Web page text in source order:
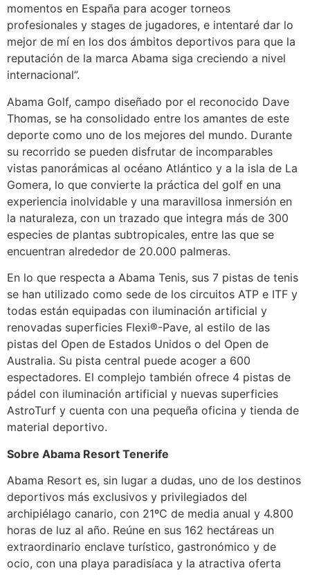
momentos en España para acoger torneos
profesionales y stages de jugadores, e intentaré dar lo
mejor de mí en los dos ámbitos deportivos para que la
reputación de la marca Abama siga creciendo a nivel
internacional”.
Abama Golf, campo diseñado por el reconocido Dave
Thomas, se ha consolidado entre los amantes de este
deporte como uno de los mejores del mundo. Durante
su recorrido se pueden disfrutar de incomparables
vistas panorámicas al océano Atlántico y a la isla de La
Gomera, lo que convierte la práctica del golf en una
experiencia inolvidable y una maravillosa inmersión en
la naturaleza, con un trazado que integra más de 300
especies de plantas subtropicales, entre las que se
encuentran alrededor de 20.000 palmeras.
En lo que respecta a Abama Tenis, sus 7 pistas de tenis
se han utilizado como sede de los circuitos ATP e ITF y
todas están equipadas con iluminación artificial y
renovadas superficies Flexi®-Pave, al estilo de las
pistas del Open de Estados Unidos o del Open de
Australia. Su pista central puede acoger a 600
espectadores. El complejo también ofrece 4 pistas de
pádel con iluminación artificial y nuevas superficies
AstroTurf y cuenta con una pequeña oficina y tienda de
material deportivo.
Sobre Abama Resort Tenerife
Abama Resort es, sin lugar a dudas, uno de los destinos
deportivos más exclusivos y privilegiados del
archipiélago canario, con 21ºC de media anual y 4.800
horas de luz al año. Reúne en sus 162 hectáreas un
extraordinario enclave turístico, gastronómico y de
ocio, con una playa paradisíaca y la atractiva oferta